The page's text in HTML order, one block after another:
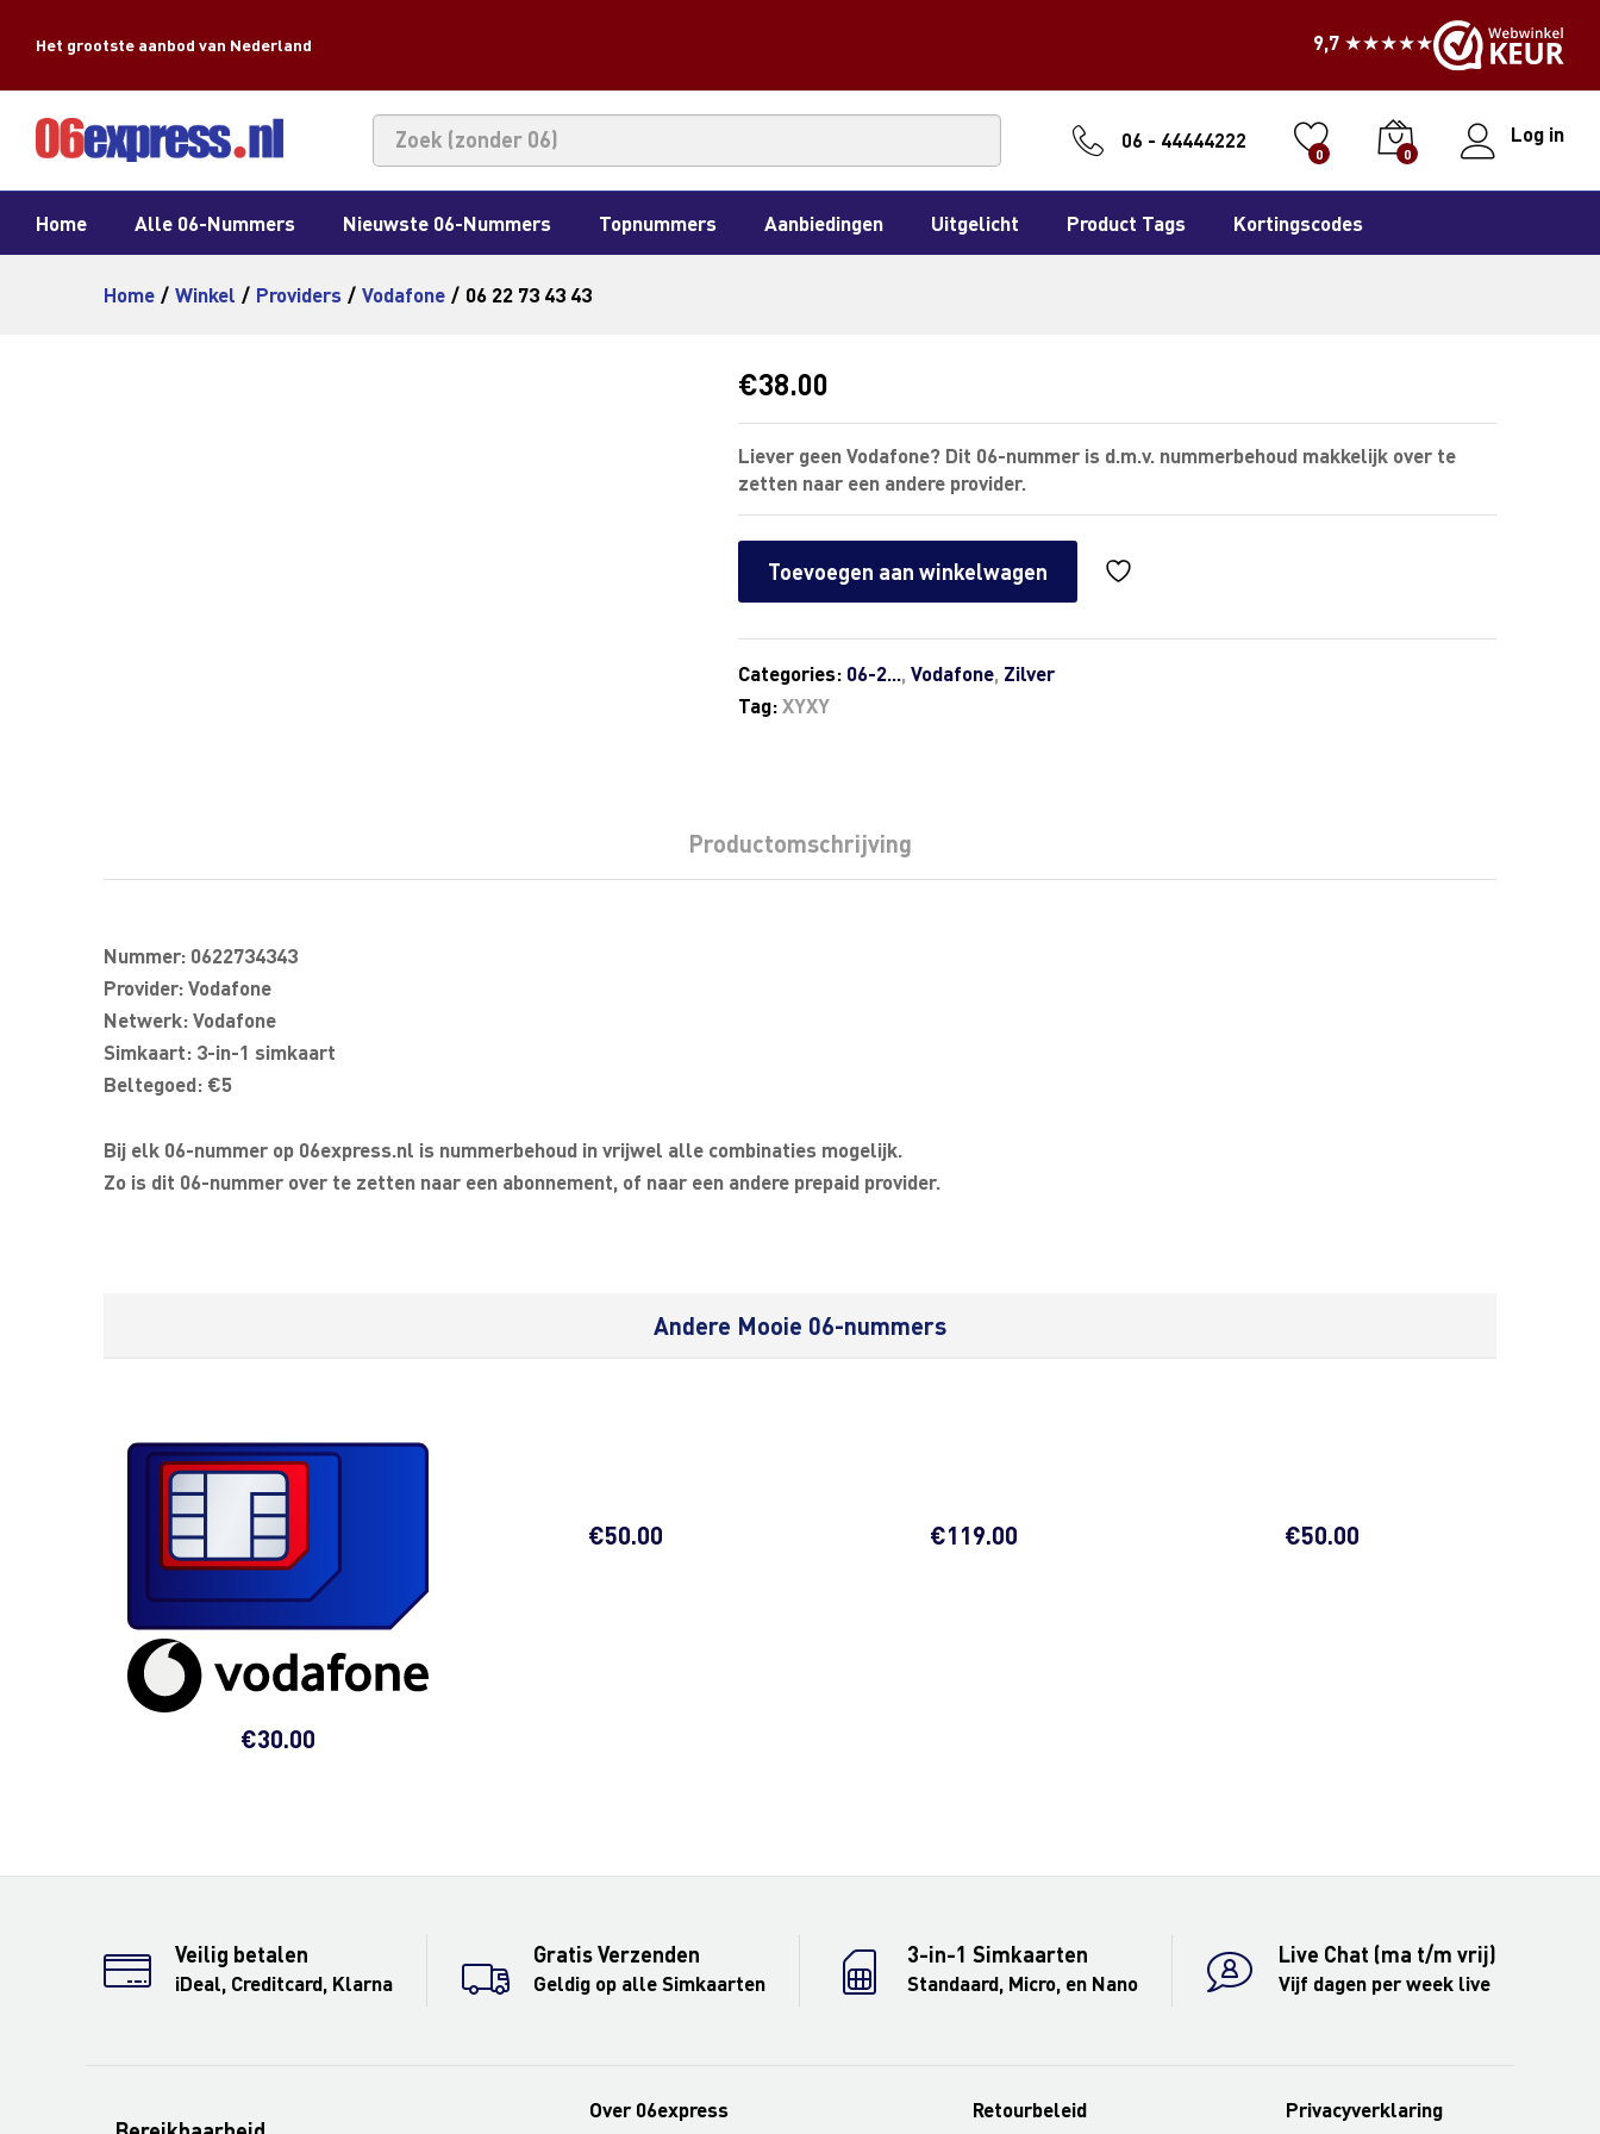
Het grootste aanbod van Nederland 9,7 ★★★★★
06 - 44444222
0 0
Log in
Home Alle 06-Nummers Nieuwste 06-Nummers Topnummers Aanbiedingen Uitgelicht Product Tags Kortingscodes
Home / Winkel / Providers / Vodafone / 06 22 73 43 43
€38.00
Liever geen Vodafone? Dit 06-nummer is d.m.v. nummerbehoud makkelijk over te
zetten naar een andere provider.
Toevoegen aan winkelwagen
Categories: 06-2...,Vodafone, Zilver
Tag:XYXY
Productomschrijving
Nummer: 0622734343
Provider: Vodafone
Netwerk: Vodafone
Simkaart: 3-in-1 simkaart
Beltegoed: €5
Bij elk 06-nummer op 06express.nl is nummerbehoud in vrijwel alle combinaties mogelijk.
Zo is dit 06-nummer over te zetten naar een abonnement, of naar een andere prepaid provider.
Andere Mooie 06-nummers
€30.00
€50.00 €119.00 €50.00
Veilig betalen
iDeal, Creditcard, Klarna
Gratis Verzenden
Geldig op alle Simkaarten
3-in-1 Simkaarten
Standaard, Micro, en Nano
Live Chat (ma t/m vrij)
Vijf dagen per week live
Over 06express Retourbeleid Privacyverklaring